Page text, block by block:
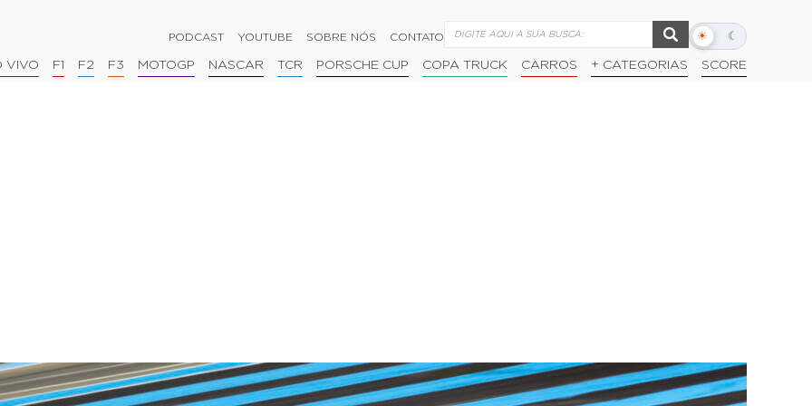
PODCAST YOUTUBE SOBRE NÓS CONTATO ☀ ☾
Alternar
escuro
VIVO F1 F2 F3 MOTOGP NASCAR TCR PORSCHE CUP COPA TRUCK CARROS + CATEGORIAS SCORE